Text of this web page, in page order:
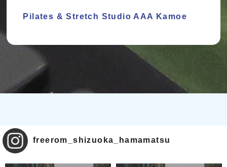
Pilates & Stretch Studio AAA Kamoe
freerom_shizuoka_hamamatsu